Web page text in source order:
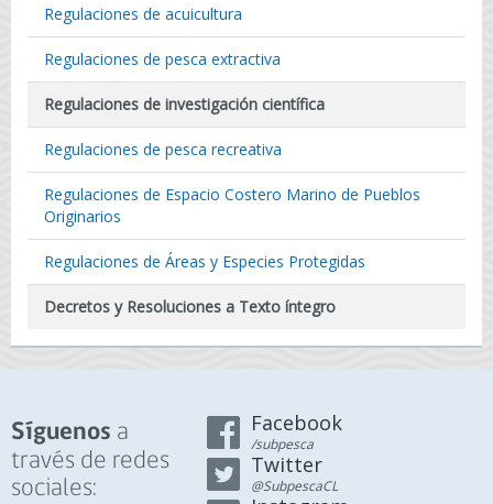
Regulaciones de acuicultura
Regulaciones de pesca extractiva
Regulaciones de investigación científica
Regulaciones de pesca recreativa
Regulaciones de Espacio Costero Marino de Pueblos
Originarios
Regulaciones de Áreas y Especies Protegidas
Decretos y Resoluciones a Texto íntegro
Síguenos a
través de redes
sociales:
Facebook
/subpesca
Twitter
@SubpescaCL